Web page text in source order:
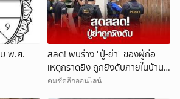
พ.ศ.
สลด! พบร่าง "ปู่-ย่า" ของผู้ก่อ
เหตุกราดยิง ถูกยิงดับภายในบ้าน
พัก
คมชัดลึกออนไลน์